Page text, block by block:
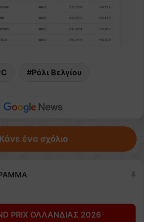
Ράλι Βελγίου
Κάνε ένα σχόλιο
PRIX ΟΛΛΑΝΔΙΑΣ 2026